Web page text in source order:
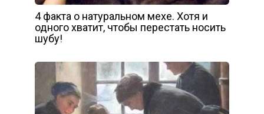
4 факта о натуральном мехе. Хотя и
одного хватит, чтобы перестать носить
шубу!